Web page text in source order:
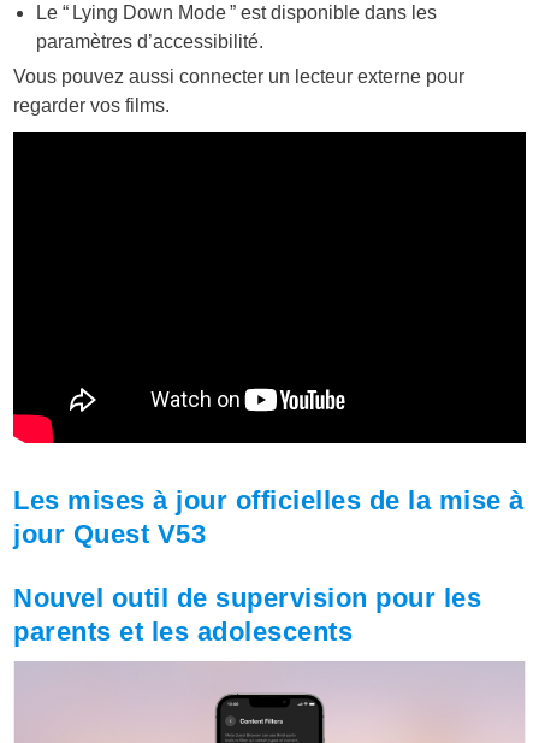
Le “ Lying Down Mode ” est disponible dans les
paramètres d’accessibilité.
Vous pouvez aussi connecter un lecteur externe pour
regarder vos films.
Les mises à jour officielles de la mise à
jour Quest V53
Nouvel outil de supervision pour les
parents et les adolescents